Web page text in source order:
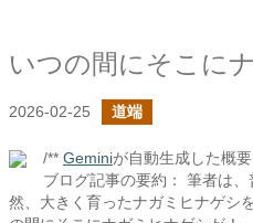
いつの間にそこに
2026-02-25 道端
/** Geminiが自動生成した概
ブログ記事の要約： 筆者は
然、大きく育ったナガミヒナゲシ